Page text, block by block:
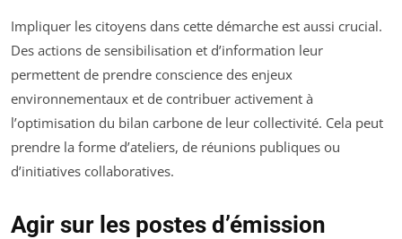
Impliquer les citoyens dans cette démarche est aussi crucial.
Des actions de sensibilisation et d’information leur
permettent de prendre conscience des enjeux
environnementaux et de contribuer activement à
l’optimisation du bilan carbone de leur collectivité. Cela peut
prendre la forme d’ateliers, de réunions publiques ou
d’initiatives collaboratives.
Agir sur les postes d’émission